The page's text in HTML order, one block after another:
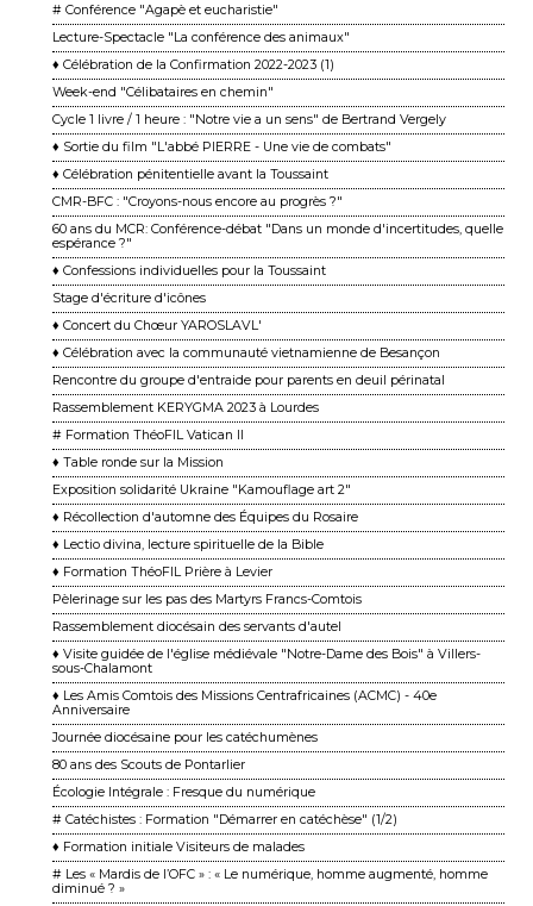
# Conférence "Agapè et eucharistie"
Lecture-Spectacle "La conférence des animaux"
♦ Célébration de la Confirmation 2022-2023 (1)
Week-end "Célibataires en chemin"
Cycle 1 livre / 1 heure : "Notre vie a un sens" de Bertrand Vergely
♦ Sortie du film "L'abbé PIERRE - Une vie de combats"
♦ Célébration pénitentielle avant la Toussaint
CMR-BFC : "Croyons-nous encore au progrès ?"
60 ans du MCR: Conférence-débat "Dans un monde d'incertitudes, quelle
espérance ?"
♦ Confessions individuelles pour la Toussaint
Stage d'écriture d'icônes
♦ Concert du Chœur YAROSLAVL'
♦ Célébration avec la communauté vietnamienne de Besançon
Rencontre du groupe d'entraide pour parents en deuil périnatal
Rassemblement KERYGMA 2023 à Lourdes
# Formation ThéoFIL Vatican II
♦ Table ronde sur la Mission
Exposition solidarité Ukraine "Kamouflage art 2"
♦ Récollection d'automne des Équipes du Rosaire
♦ Lectio divina, lecture spirituelle de la Bible
♦ Formation ThéoFIL Prière à Levier
Pèlerinage sur les pas des Martyrs Francs-Comtois
Rassemblement diocésain des servants d'autel
♦ Visite guidée de l'église médiévale "Notre-Dame des Bois" à Villers-
sous-Chalamont
♦ Les Amis Comtois des Missions Centrafricaines (ACMC) - 40e
Anniversaire
Journée diocésaine pour les catéchumènes
80 ans des Scouts de Pontarlier
Écologie Intégrale : Fresque du numérique
# Catéchistes : Formation "Démarrer en catéchèse" (1/2)
♦ Formation initiale Visiteurs de malades
# Les « Mardis de l’OFC » : « Le numérique, homme augmenté, homme
diminué ? »